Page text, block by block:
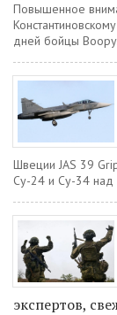
Повышенное
дней бойцы
Швеции JAS 39
Су-24 и Су-34 над
экспертов,